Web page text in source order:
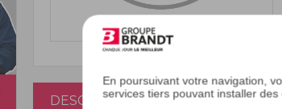
En poursuivant votre navigation,
services tiers pouvant installer des
DESCRIPTION